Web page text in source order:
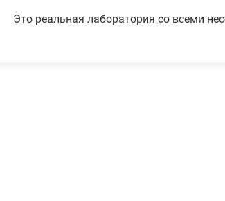
Это реальная лаборатория со всеми